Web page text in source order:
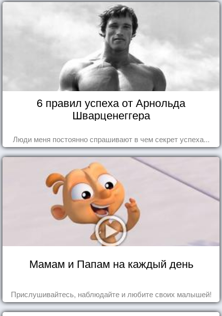
6 правил успеха от Арнольда
Шварценеггера
Люди меня постоянно спрашивают в чем секрет успеха...
Мамам и Папам на каждый день
Прислушивайтесь, наблюдайте и любите своих малышей!